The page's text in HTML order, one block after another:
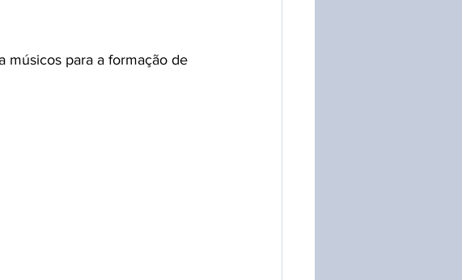
músicos para a formação de